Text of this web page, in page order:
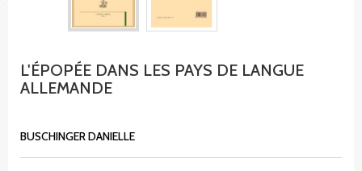
L'ÉPOPÉE DANS LES PAYS DE LANGUE
ALLEMANDE
BUSCHINGER DANIELLE